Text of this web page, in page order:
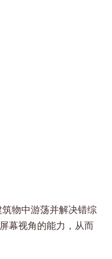
物中游荡并解决错综
幕视角的能力，从而